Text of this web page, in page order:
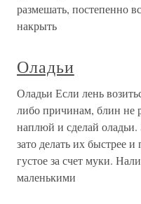
размешать, постепенно
накрыть
Оладьи
Оладьи Если лень
либо причинам, блин не
наплюй и сделай
зато делать их быстрее
густое за счет муки.
маленькими